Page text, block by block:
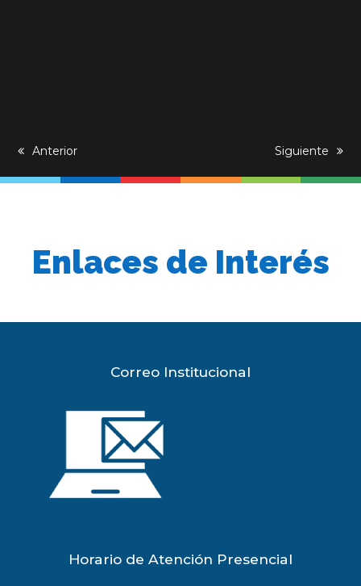
previous
Anterior
next
Siguiente
Enlaces de Interés
Correo Institucional
Horario de Atención Presencial